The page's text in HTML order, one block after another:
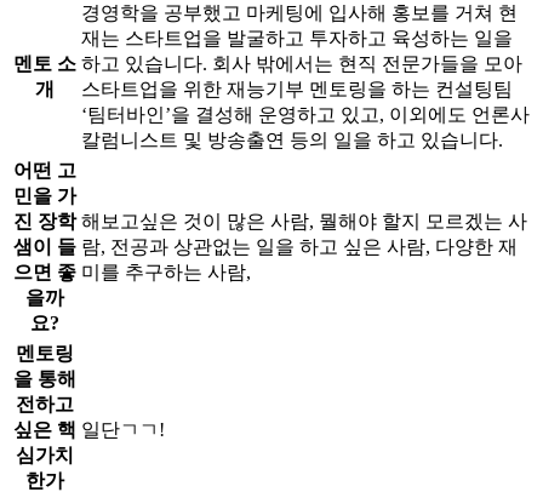
멘토 소
개
경영학을 공부했고 마케팅에 입사해 홍보를 거쳐 현
재는 스타트업을 발굴하고 투자하고 육성하는 일을
하고 있습니다. 회사 밖에서는 현직 전문가들을 모아
스타트업을 위한 재능기부 멘토링을 하는 컨설팅팀
‘팀터바인’을 결성해 운영하고 있고, 이외에도 언론사
칼럼니스트 및 방송출연 등의 일을 하고 있습니다.
어떤 고
민을 가
진 장학
샘이 들
으면 좋
을까
요?
해보고싶은 것이 많은 사람, 뭘해야 할지 모르겠는 사
람, 전공과 상관없는 일을 하고 싶은 사람, 다양한 재
미를 추구하는 사람,
멘토링
을 통해
전하고
싶은 핵
심가치
한가
일단ㄱㄱ!